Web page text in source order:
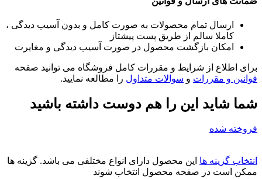
ارسال تمام محصولات به صورت کامل و بدون آسیب دیدگی ،
کاملا سالم از طریق پست پیشتاز
امکان بازگشت محصول در صورت آسیب دیدگی و مغایرت
برای اطلاع از شرایط و مقررات کامل فروشگاه می توانید صفحه
قوانین و مقررات و سوالات متداول را مطالعه نمایید.
شما شاید این را هم دوست داشته باشید
فروخته شده
انتخاب گزینه ها این محصول دارای انواع مختلفی می باشد. گزینه ها
ممکن است در صفحه محصول انتخاب شوند